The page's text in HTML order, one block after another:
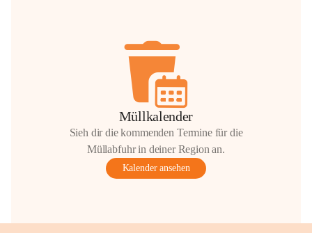
Müllkalender
Sieh dir die kommenden Termine für die
Müllabfuhr in deiner Region an.
Kalender ansehen